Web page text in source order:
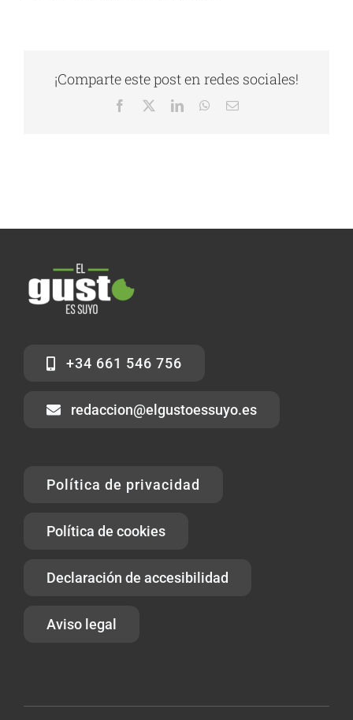
¡Comparte este post en redes sociales!
Facebook LinkedInWhatsApp
Correo
+34 661 546 756
redaccion@elgustoessuyo.es
Política de privacidad
Política de cookies
Declaración de accesibilidad
Aviso legal